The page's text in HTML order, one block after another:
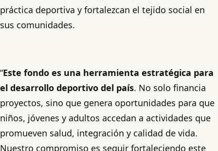
práctica deportiva y fortalezcan el tejido social en
sus comunidades.
“Este fondo es una herramienta estratégica para
el desarrollo deportivo del país. No solo financia
proyectos, sino que genera oportunidades para que
niños, jóvenes y adultos accedan a actividades que
promueven salud, integración y calidad de vida.
Nuestro compromiso es seguir fortaleciendo este